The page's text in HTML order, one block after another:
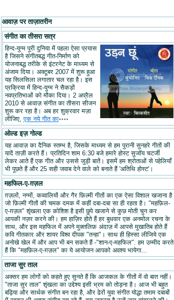
आवाज़ पर ताज़ातरीन
संगीत का तीसरा सत्र
हिन्द-युग्म पूरी दुनिया में पहला ऐसा प्रयास
है जिसने संगीतबद्ध गीत-निर्माण को
योजनाबद्ध तरीके से इंटरनेट के माध्यम से
अंजाम दिया। अक्टूबर 2007 में शुरू हुआ
यह सिलसिला लगातार चल रहा है। इस
प्रक्रिया में हिन्द-युग्म ने सैकड़ों
नवप्रतिभाओं को मौका दिया। 2 अप्रैल
2010 से आवाज़ संगीत का तीसरा सीजन
शुरू कर रहा है। अब हर शुक्रवार मज़ा
लीजिए,एक नये गीत का॰॰॰॰
ओल्ड इज़ गोल्ड
यह आवाज़ का दैनिक स्तम्भ है, जिसके माध्यम से हम पुरानी सुनहरे गीतों की
यादें ताज़ी करते हैं। प्रतिदिन शाम 6:30 बजे हमारे होस्ट सुजॉय चटर्जी
लेकर आते हैं एक गीत और उससे जुड़ी बातें। इसमें हम श्रोताओं से पहेलियाँ
भी पूछते हैं और 25 सही जवाब देने वाले को बनाते हैं 'अतिथि होस्ट'।
महफिल-ए-ग़ज़ल
ग़ज़लों, नग्मों, कव्वालियों और गैर फ़िल्मी गीतों का एक ऐसा विशाल खजाना है
जो फ़िल्मी गीतों की चमक दमक में कहीं दबा-दबा सा ही रहता है। "महफ़िल-
ए-ग़ज़ल" शृंखला एक कोशिश है इसी छुपे खजाने से कुछ मोती चुन कर
आपकी नज़र करने की। हम हाज़िर होते हैं हर बुधवार एक अनमोल रचना के
साथ, और इस महफिल में अपने मुक्तलिफ़ अंदाज़ में आपसे मुखातिब होते हैं
कवि गीतकार और शायर विश्व दीपक "तन्हा"। साथ ही हिस्सा लीजिये एक
अनोखे खेल में और आप भी बन सकते हैं -"शान-ए-महफिल". हम उम्मीद करते
हैं कि "महफ़िल-ए-ग़ज़ल" का ये आयोजन आपको अवश्य भायेगा...
ताजा सुर ताल
अक्सर हम लोगों को कहते हुए सुनते हैं कि आजकल के गीतों में वो बात नहीं।
"ताजा सुर ताल" शृंखला का उद्देश्य इसी भ्रम को तोड़ना है। आज भी बहुत
बढ़िया और सार्थक संगीत बन रहा है, और ढेरों युवा संगीत योद्धा तमाम दबाबों